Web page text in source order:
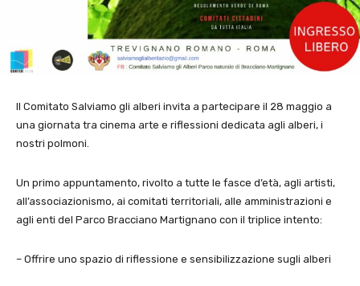
Il Comitato Salviamo gli alberi invita a partecipare il 28 maggio a
una giornata tra cinema arte e riflessioni dedicata agli alberi, i
nostri polmoni.
Un primo appuntamento, rivolto a tutte le fasce d’età, agli artisti,
all’associazionismo, ai comitati territoriali, alle amministrazioni e
agli enti del Parco Bracciano Martignano con il triplice intento:
– Offrire uno spazio di riflessione e sensibilizzazione sugli alberi